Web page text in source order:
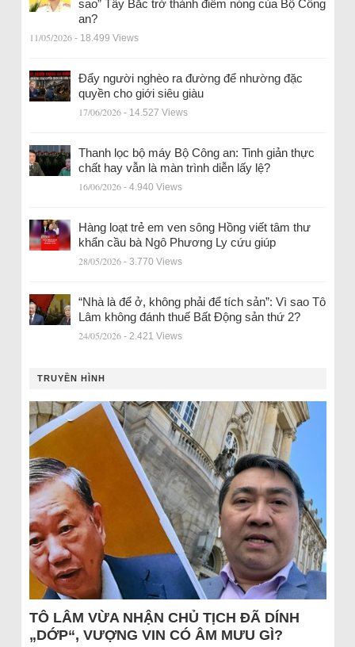
sao” Tây Bắc trở thành điểm nóng của Bộ Công
an?
11/05/2026 - 18.499 Views
Đẩy người nghèo ra đường để nhường đặc
quyền cho giới siêu giàu
17/06/2026 - 14.527 Views
Thanh lọc bộ máy Bộ Công an: Tinh giản thực
chất hay vẫn là màn trình diễn lấy lệ?
16/06/2026 - 4.940 Views
Hàng loạt trẻ em ven sông Hồng viết tâm thư
khẩn cầu bà Ngô Phương Ly cứu giúp
28/05/2026 - 3.770 Views
“Nhà là để ở, không phải để tích sản”: Vì sao Tô
Lâm không đánh thuế Bất Động sản thứ 2?
24/05/2026 - 2.421 Views
TRUYỀN HÌNH
TÔ LÂM VỪA NHẬN CHỦ TỊCH ĐÃ DÍNH
„DỚP“, VƯỢNG VIN CÓ ÂM MƯU GÌ?